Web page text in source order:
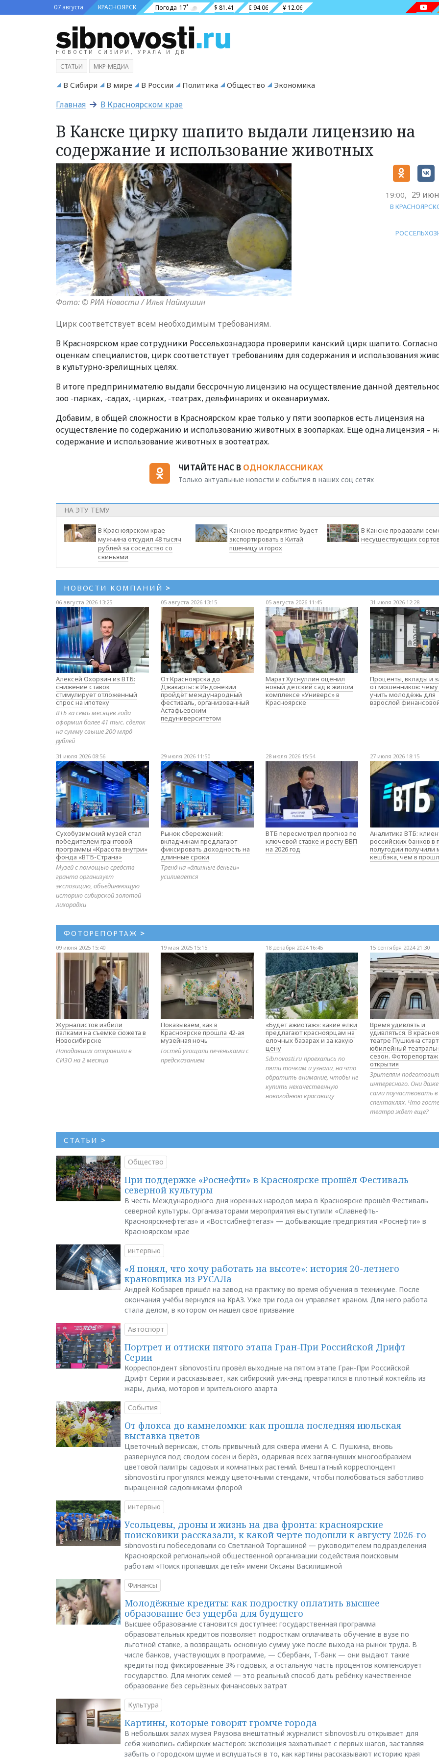
07 августа КРАСНОЯРСК Погода 17˚ $ 81.41 € 94.06 ¥ 12.06
НОВОСТИ СИБИРИ, УРАЛА И ДВ
СТАТЬИ МКР-МЕДИА
В Сибири В мире В России Политика Общество Экономика
Главная В Красноярском крае
В Канске цирку шапито выдали лицензию на
содержание и использование животных
Фото: © РИА Новости / Илья Наймушин
19:00, 29
В
Цирк соответствует всем необходимым требованиям.
В Красноярском крае сотрудники Россельхознадзора проверили канский цирк шапито. Согласно
оценкам специалистов, цирк соответствует требованиям для содержания и использования
в культурно-зрелищных целях.
В итоге предпринимателю выдали бессрочную лицензию на осуществление данной
зоо -парках, -садах, -цирках, -театрах, дельфинариях и океанариумах.
Добавим, в общей сложности в Красноярском крае только у пяти зоопарков есть лицензия на
осуществление по содержанию и использованию животных в зоопарках. Ещё одна лицензия –
содержание и использование животных в зоотеатрах.
ЧИТАЙТЕ НАС В ОДНОКЛАССНИКАХ
Только актуальные новости и события в наших соц сетях
НА ЭТУ ТЕМУ
В Красноярском крае
мужчина отсудил 48 тысяч
рублей за соседство со
свиньями
Канское предприятие будет
экспортировать в Китай
пшеницу и горох
В Канске продавали
несуществующих
НОВОСТИ КОМПАНИЙ >
06 августа 2026 13:25
Алексей Охорзин из ВТБ:
снижение ставок
стимулирует отложенный
спрос на ипотеку
ВТБ за семь месяцев года
оформил более 41 тыс. сделок
на сумму свыше 200 млрд
рублей
05 августа 2026 13:15
От Красноярска до
Джакарты: в Индонезии
пройдёт международный
фестиваль, организованный
Астафьевским
педуниверситетом
05 августа 2026 11:45
Марат Хуснуллин оценил
новый детский сад в жилом
комплексе «Универс» в
Красноярске
31 июля 2026 12:28
Проценты, вклады и
от мошенников: чему
учить молодёжь для
взрослой
31 июля 2026 08:56
Сухобузимский музей стал
победителем грантовой
программы «Красота внутри»
фонда «ВТБ-Страна»
Музей с помощью средств
гранта организует
экспозицию, объединяющую
историю сибирской золотой
лихорадки
29 июля 2026 11:50
Рынок сбережений:
вкладчикам предлагают
фиксировать доходность на
длинные сроки
Тренд на «длинные деньги»
усиливается
28 июля 2026 15:54
ВТБ пересмотрел прогноз по
ключевой ставке и росту ВВП
на 2026 год
27 июля 2026 18:15
Аналитика ВТБ:
российских банков в
полугодии
кешбэка, чем в
ФОТОРЕПОРТАЖ >
09 июня 2025 15:40
Журналистов избили
палками на съемке сюжета в
Новосибирске
Нападавших отправили в
СИЗО на 2 месяца
19 мая 2025 15:15
Показываем, как в
Красноярске прошла 42-ая
музейная ночь
Гостей угощали печеньками с
предсказанием
18 декабря 2024 16:45
«Будет ажиотаж»: какие елки
предлагают красноярцам на
елочных базарах и за какую
цену
Sibnovosti.ru проехались по
пяти точкам и узнали, на что
обратить внимание, чтобы не
купить некачественную
новогоднюю красавицу
15 сентября 2024 21:30
Время удивлять и
удивляться. В
театре Пушкина
юбилейный
сезон. Фоторепортаж
открытия
Зрителям
интересного. Они
сами поучаствовать в
спектаклях. Что
театра ждет еще?
СТАТЬИ >
Общество
При поддержке «Роснефти» в Красноярске прошёл Фестиваль
северной культуры
В честь Международного дня коренных народов мира в Красноярске прошёл Фестиваль
северной культуры. Организаторами мероприятия выступили «Славнефть-
Красноярскнефтегаз» и «Востсибнефтегаз» — добывающие предприятия «Роснефти» в
Красноярском крае
интервью
«Я понял, что хочу работать на высоте»: история 20-летнего
крановщика из РУСАЛа
Андрей Кобзарев пришёл на завод на практику во время обучения в техникуме. После
окончания учёбы вернулся на КрАЗ. Уже три года он управляет краном. Для него работа
стала делом, в котором он нашёл своё призвание
Автоспорт
Портрет и оттиски пятого этапа Гран-При Российской Дрифт
Серии
Корреспондент sibnovosti.ru провёл выходные на пятом этапе Гран-При Российской
Дрифт Серии и рассказывает, как сибирский уик-энд превратился в плотный коктейль из
жары, дыма, моторов и зрительского азарта
События
От флокса до камнеломки: как прошла последняя июльская
выставка цветов
Цветочный вернисаж, столь привычный для сквера имени А. С. Пушкина, вновь
развернулся под сводом сосен и берёз, одаривая всех заглянувших многообразием
цветовой палитры садовых и комнатных растений. Внештатный корреспондент
sibnovosti.ru прогулялся между цветочными стендами, чтобы полюбоваться заботливо
выращенной садовниками флорой
интервью
Усольцевы, дроны и жизнь на два фронта: красноярские
поисковики рассказали, к какой черте подошли к августу 2026-го
sibnovosti.ru побеседовали со Светланой Торгашиной — руководителем подразделения
Красноярской региональной общественной организации содействия поисковым
работам «Поиск пропавших детей» имени Оксаны Василишиной
Финансы
Молодёжные кредиты: как подростку оплатить высшее
образование без ущерба для будущего
Высшее образование становится доступнее: государственная программа
образовательных кредитов позволяет подросткам оплачивать обучение в вузе по
льготной ставке, а возвращать основную сумму уже после выхода на рынок труда. В
числе банков, участвующих в программе, — Сбербанк, Т-банк — они выдают такие
кредиты под фиксированные 3% годовых, а остальную часть процентов компенсирует
государство. Для многих семей — это реальный способ дать ребёнку качественное
образование без серьёзных финансовых затрат
Культура
Картины, которые говорят громче города
В небольших залах музея Ряузова внештатный журналист sibnovosti.ru открывает для
себя живопись сибирских мастеров: экспозиция захватывает с первых шагов, заставляя
забыть о городском шуме и вслушаться в то, как картины рассказывают историю края